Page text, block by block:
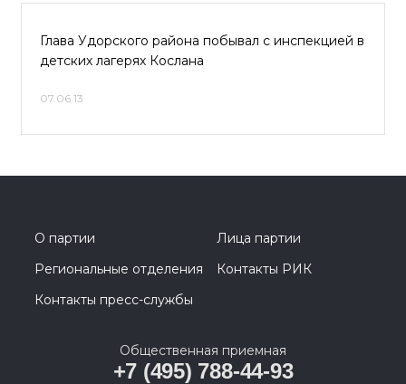
Глава Удорского района побывал с инспекцией в
детских лагерях Кослана
07.06.13
О партии
Лица партии
Региональные отделения
Контакты РИК
Контакты пресс-службы
Общественная приемная
+7 (495) 788-44-93